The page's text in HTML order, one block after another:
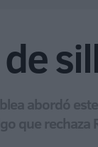
de
abordó
que